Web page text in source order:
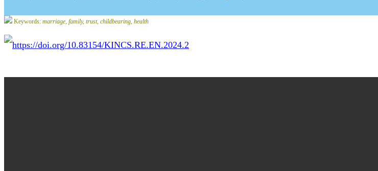
Keywords: marriage, family, trust, childbearing, health
https://doi.org/10.83154/KINCS.RE.EN.2024.2